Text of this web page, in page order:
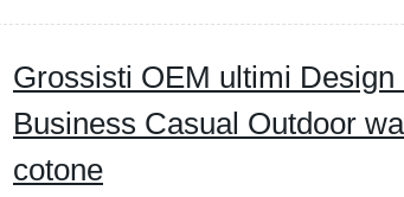
Grossisti OEM ultimi Design
Business Casual Outdoor
cotone